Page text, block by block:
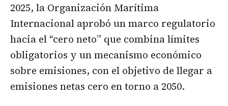
2025, la Organización Marítima
Internacional aprobó un marco regulatorio
hacia el “cero neto” que combina límites
obligatorios y un mecanismo económico
sobre emisiones, con el objetivo de llegar a
emisiones netas cero en torno a 2050.